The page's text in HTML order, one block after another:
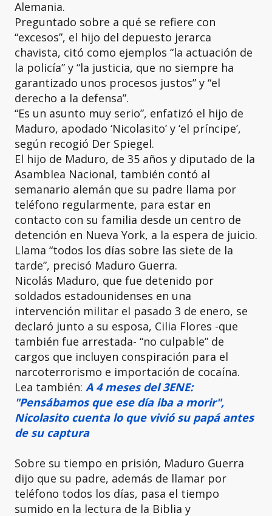
Alemania.
Preguntado sobre a qué se refiere con
“excesos”, el hijo del depuesto jerarca
chavista, citó como ejemplos “la actuación de
la policía” y “la justicia, que no siempre ha
garantizado unos procesos justos” y “el
derecho a la defensa”.
“Es un asunto muy serio”, enfatizó el hijo de
Maduro, apodado ‘Nicolasito’ y ‘el príncipe’,
según recogió Der Spiegel.
El hijo de Maduro, de 35 años y diputado de la
Asamblea Nacional, también contó al
semanario alemán que su padre llama por
teléfono regularmente, para estar en
contacto con su familia desde un centro de
detención en Nueva York, a la espera de juicio.
Llama “todos los días sobre las siete de la
tarde”, precisó Maduro Guerra.
Nicolás Maduro, que fue detenido por
soldados estadounidenses en una
intervención militar el pasado 3 de enero, se
declaró junto a su esposa, Cilia Flores -que
también fue arrestada- “no culpable” de
cargos que incluyen conspiración para el
narcoterrorismo e importación de cocaína.
Lea también: A 4 meses del 3ENE:
"Pensábamos que ese día iba a morir",
Nicolasito cuenta lo que vivió su papá antes
de su captura
Sobre su tiempo en prisión, Maduro Guerra
dijo que su padre, además de llamar por
teléfono todos los días, pasa el tiempo
sumido en la lectura de la Biblia y